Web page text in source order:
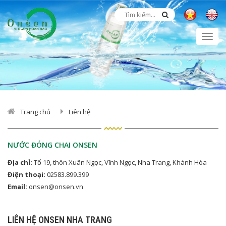
Trang chủ Liên hệ
NƯỚC ĐÓNG CHAI ONSEN
Địa chỉ: Tổ 19, thôn Xuân Ngọc, Vĩnh Ngọc, Nha Trang, Khánh Hòa
Điện thoại: 02583.899.399
Email: onsen@onsen.vn
LIÊN HỆ ONSEN NHA TRANG